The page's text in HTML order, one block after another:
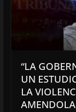
“LA
UN
LA
AMENDOLA